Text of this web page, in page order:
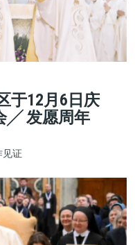
于12月6日庆
╱ 发愿周年
见证